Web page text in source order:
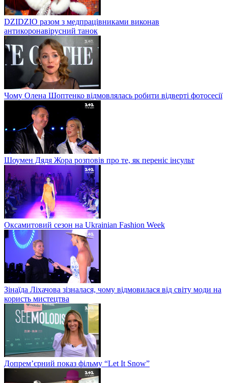
DZIDZIO разом з медпрацівниками виконав
антикоронавірусний танок
Чому Олена Шоптенко відмовлялась робити відверті фотосесії
Шоумен Дядя Жора розповів про те, як переніс інсульт
Оксамитовий сезон на Ukrainian Fashion Week
Зінаїда Ліхачова зізналася, чому відмовилася від світу моди на
користь мистецтва
Допрем’єрний показ фільму “Let It Snow”